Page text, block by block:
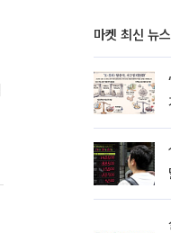
마켓 최신 뉴스